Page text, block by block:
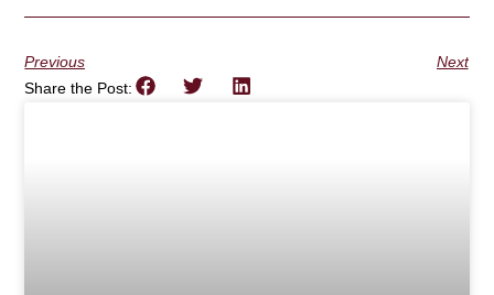
Previous
Next
Share the Post: